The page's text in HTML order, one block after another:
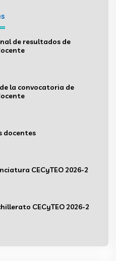
de resultados de
la convocatoria de
docentes
CECyTEO 2026-2
CECyTEO 2026-2